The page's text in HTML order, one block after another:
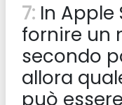
7: In Apple
fornire un
secondo
allora
può